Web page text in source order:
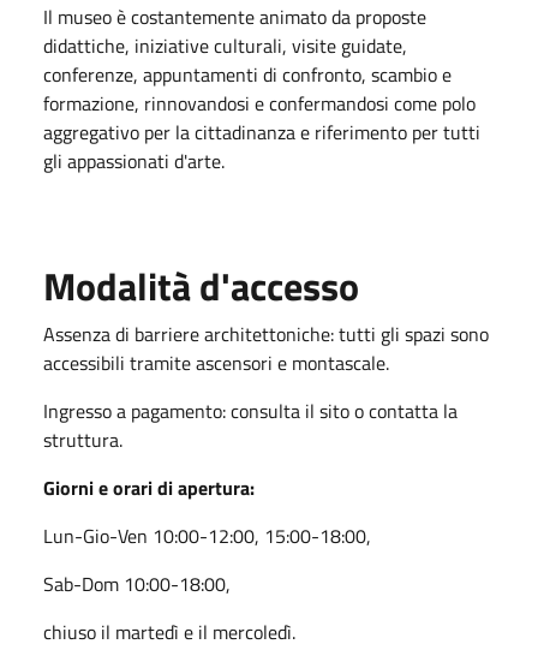
Il museo è costantemente animato da proposte
didattiche, iniziative culturali, visite guidate,
conferenze, appuntamenti di confronto, scambio e
formazione, rinnovandosi e confermandosi come polo
aggregativo per la cittadinanza e riferimento per tutti
gli appassionati d'arte.
Modalità d'accesso
Assenza di barriere architettoniche: tutti gli spazi sono
accessibili tramite ascensori e montascale.
Ingresso a pagamento: consulta il sito o contatta la
struttura.
Giorni e orari di apertura:
Lun-Gio-Ven 10:00-12:00, 15:00-18:00,
Sab-Dom 10:00-18:00,
chiuso il martedì e il mercoledì.